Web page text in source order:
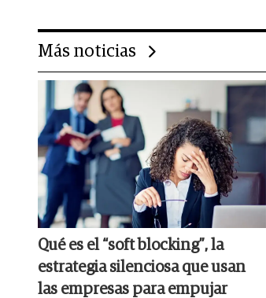
Más noticias
Qué es el “soft blocking”, la
estrategia silenciosa que usan
las empresas para empujar